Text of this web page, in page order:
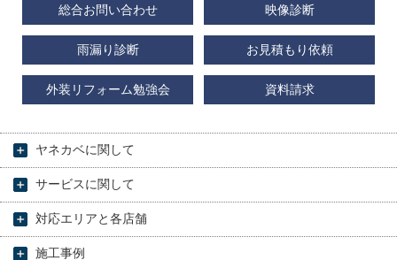
総合お問い合わせ 映像診断
雨漏り診断 お見積もり依頼
外装リフォーム勉強会 資料請求
ヤネカベに関して
サービスに関して
対応エリアと各店舗
施工事例